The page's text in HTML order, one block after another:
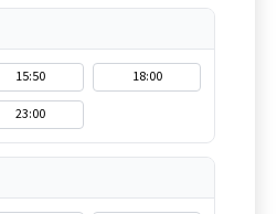
15:50
18:00
23:00